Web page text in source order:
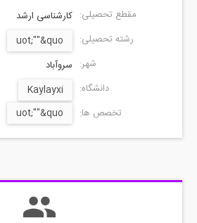
مقطع تحصیلی: کارشناسی ارشد
رشته تحصیلی:
uot;""&quo
شهر: سروآباد
دانشگاه:
Kaylayxi
تخصص ها:
uot;""&quo